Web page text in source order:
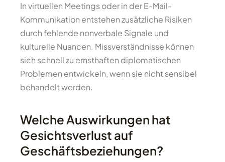
In virtuellen Meetings oder in der E-Mail-
Kommunikation entstehen zusätzliche Risiken
durch fehlende nonverbale Signale und
kulturelle Nuancen. Missverständnisse können
sich schnell zu ernsthaften diplomatischen
Problemen entwickeln, wenn sie nicht sensibel
behandelt werden.
Welche Auswirkungen hat
Gesichtsverlust auf
Geschäftsbeziehungen?